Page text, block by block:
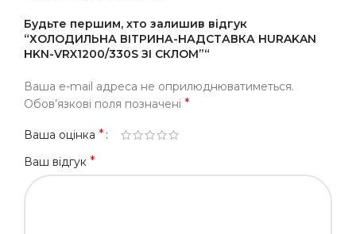
Будьте першим, хто залишив відгук
“ХОЛОДИЛЬНА ВІТРИНА-НАДСТАВКА HURAKAN
HKN-VRX1200/330S ЗІ СКЛОМ”“
Ваша e-mail адреса не оприлюднюватиметься.
Обов’язкові поля позначені *
Ваша оцінка *
Ваш відгук *